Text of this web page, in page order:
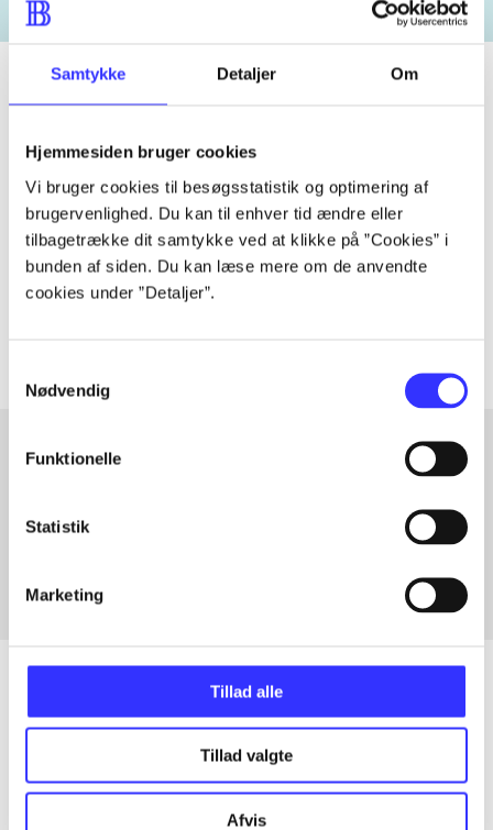
Samtykke Detaljer Om
Hjemmesiden bruger cookies
Vi bruger cookies til besøgsstatistik og optimering af
brugervenlighed. Du kan til enhver tid ændre eller
tilbagetrække dit samtykke ved at klikke på ”Cookies” i
bunden af siden. Du kan læse mere om de anvendte
cookies under ”Detaljer”.
Nødvendig
Funktionelle
Statistik
Marketing
Tillad alle
Tillad valgte
Afvis
Tidsskrift
Artiklen er en del af
lorem ipsum dolor sit amet ...
Tidsskrift
handler ofte om
Fra
Alle registrerede artikler fordelt på udgivelser